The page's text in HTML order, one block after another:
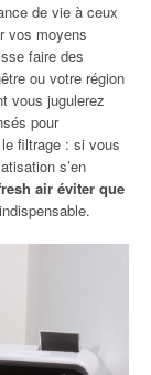
de vie à ceux
vos moyens
faire des
ou votre région
vous jugulerez
pour
filtrage : si vous
s’en
air éviter que